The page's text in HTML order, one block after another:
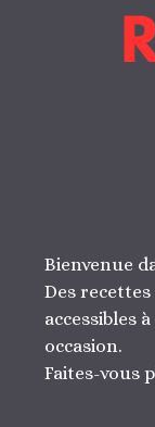
Bienvenue
Des
accessibles
occasion.
Faites-vous